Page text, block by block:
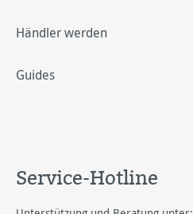
Händler werden
Guides
Service-Hotline